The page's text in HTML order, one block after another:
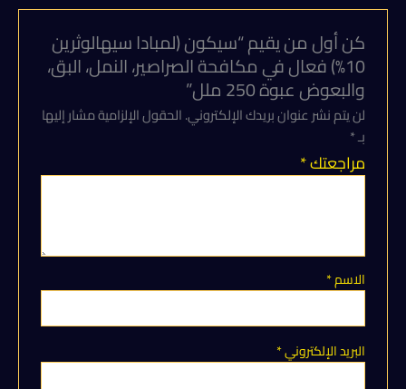
ملل
كن أول من يقيم “سيكون (لمبادا سيهالوثرين
10%) فعال في مكافحة الصراصير، النمل، البق،
والبعوض عبوة 250 ملل”
لن يتم نشر عنوان بريدك الإلكتروني.الحقول الإلزامية مشار إليها
بـ*
مراجعتك*
الاسم*
البريد الإلكتروني*